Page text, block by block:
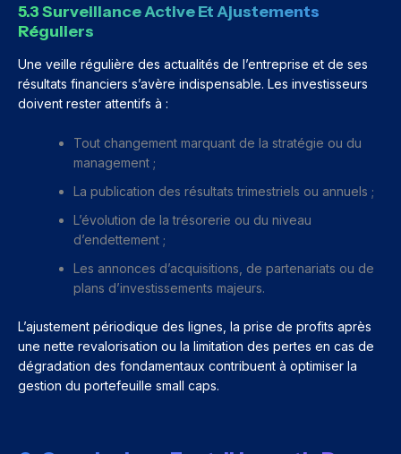
5.3 Surveillance Active Et Ajustements
Réguliers
Une veille régulière des actualités de l’entreprise et de ses
résultats financiers s’avère indispensable. Les investisseurs
doivent rester attentifs à :
Tout changement marquant de la stratégie ou du
management ;
La publication des résultats trimestriels ou annuels ;
L’évolution de la trésorerie ou du niveau
d’endettement ;
Les annonces d’acquisitions, de partenariats ou de
plans d’investissements majeurs.
L’ajustement périodique des lignes, la prise de profits après
une nette revalorisation ou la limitation des pertes en cas de
dégradation des fondamentaux contribuent à optimiser la
gestion du portefeuille small caps.